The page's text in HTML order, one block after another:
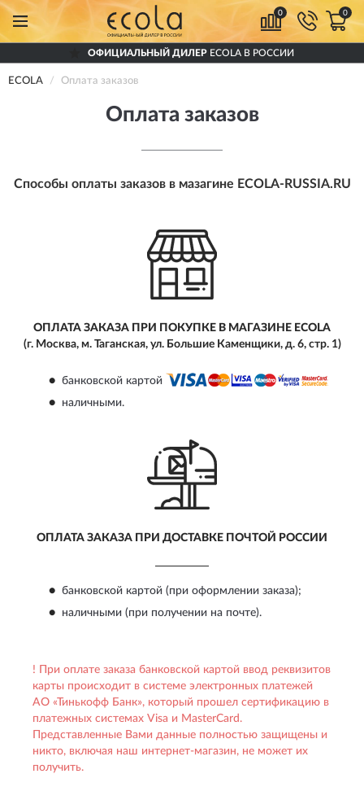
0 0
ОФИЦИАЛЬНЫЙ ДИЛЕРECOLA В РОССИИ
ECOLA Оплата заказов
Оплата заказов
Способы оплаты заказов в мазагине ECOLA-RUSSIA.RU
ОПЛАТА ЗАКАЗА ПРИ
ПОКУПКЕ В МАГАЗИНЕ ECOLA
(г. Москва, м. Таганская, ул. Большие Каменщики, д. 6, стр. 1)
банковской картой
наличными.
ОПЛАТА ЗАКАЗА ПРИ ДОСТАВКЕ ПОЧТОЙ РОССИИ
банковской картой (при оформлении заказа);
наличными (при получении на почте).
! При оплате заказа банковской картой ввод реквизитов
карты происходит в системе электронных платежей
АО «Тинькофф Банк», который прошел сертификацию в
платежных системах Visa и MasterCard.
Представленные Вами данные полностью защищены и
никто, включая наш интернет-магазин, не может их
получить.